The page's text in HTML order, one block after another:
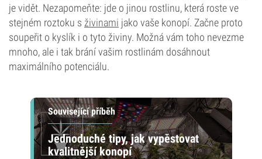
je vidět. Nezapomeňte: jde o jinou rostlinu, která roste ve
stejném roztoku s živinami jako vaše konopí. Začne proto
soupeřit o kyslík i o tyto živiny. Možná vám toho nevezme
mnoho, ale i tak brání vašim rostlinám dosáhnout
maximálního potenciálu.
Související příběh
Jednoduché tipy, jak vypěstovat
kvalitnější konopí